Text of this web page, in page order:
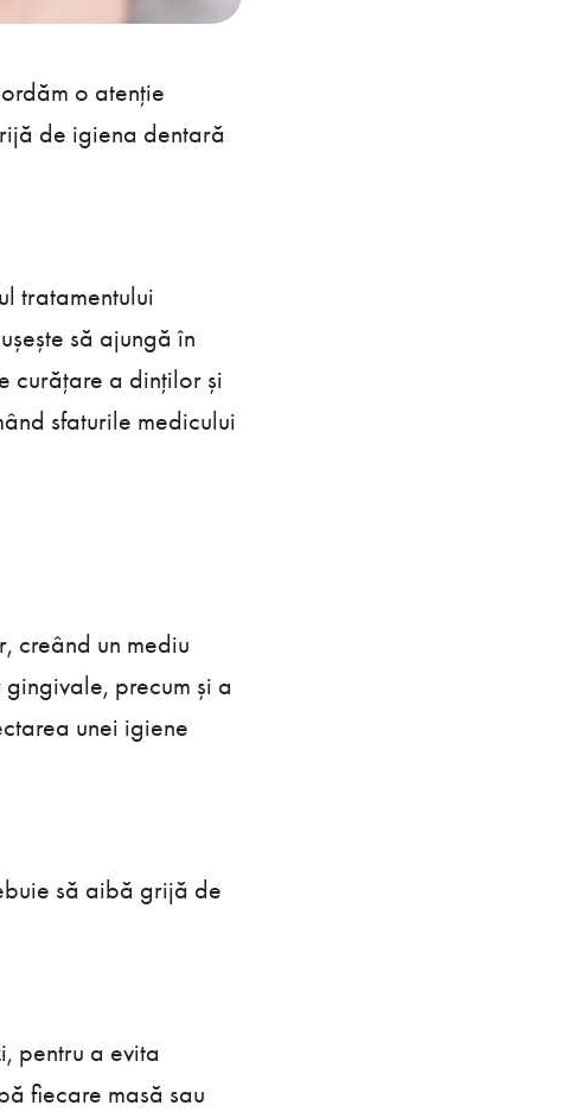
o atenție
de igiena dentară
tratamentului
să ajungă în
curățare a dinților și
sfaturile medicului
creând un mediu
precum și a
unei igiene
să aibă grijă de
pentru a evita
fiecare masă sau